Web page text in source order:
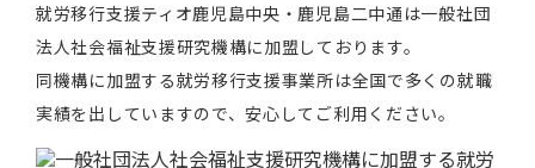
就労移⾏⽀援ティオ⿅児島中央・鹿児島二中通は⼀般社団
法⼈社会福祉⽀援研究機構に加盟しております。
同機構に加盟する就労移⾏⽀援事業所は全国で多くの就職
実績を出していますので、安⼼してご利⽤ください。